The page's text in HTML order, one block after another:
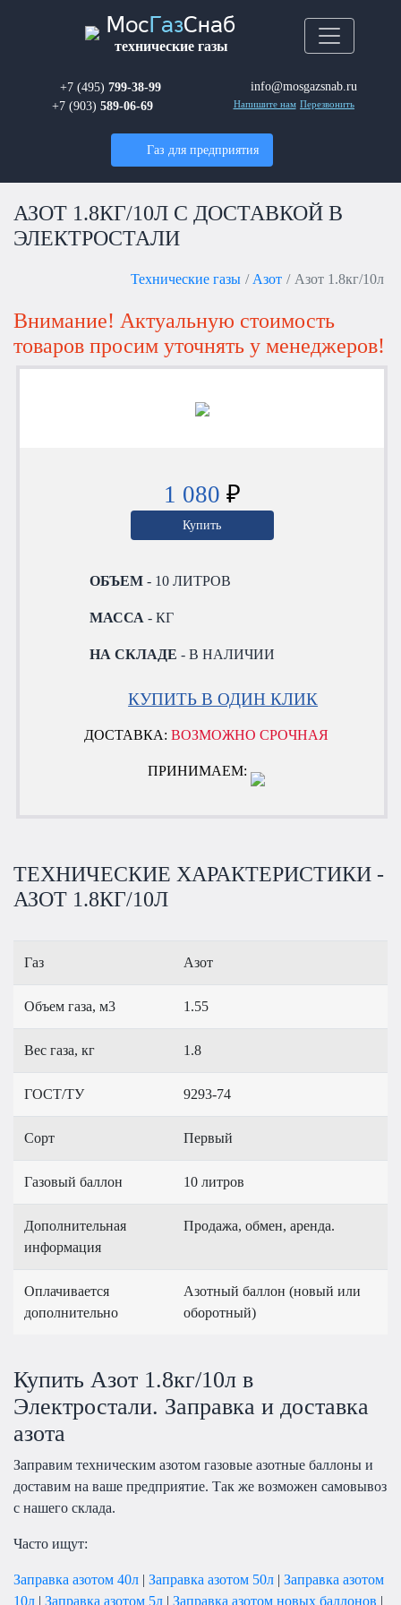
Мос ГазСнаб
технические газы
+7 (495) 799-38-99
+7 (903) 589-06-69
info@mosgazsnab.ru
Напишите нам Перезвонить
Газ для предприятия
АЗОТ 1.8КГ/10Л С ДОСТАВКОЙ В
ЭЛЕКТРОСТАЛИ
Технические газы Азот Азот 1.8кг/10л
Внимание! Актуальную стоимость
товаров просим уточнять у менеджеров!
1 080 ₽
Купить
ОБЪЕМ - 10 ЛИТРОВ
МАССА - КГ
НА СКЛАДЕ - В НАЛИЧИИ
КУПИТЬ В ОДИН КЛИК
ДОСТАВКА:ВОЗМОЖНО СРОЧНАЯ
ПРИНИМАЕМ:
ТЕХНИЧЕСКИЕ ХАРАКТЕРИСТИКИ -
АЗОТ 1.8КГ/10Л
Газ Азот
Объем газа, м3 1.55
Вес газа, кг 1.8
ГОСТ/ТУ 9293-74
Сорт Первый
Газовый баллон 10 литров
Дополнительная
информация
Продажа, обмен, аренда.
Оплачивается
дополнительно
Азотный баллон (новый или
оборотный)
Купить Азот 1.8кг/10л в
Электростали. Заправка и доставка
азота
Заправим техническим азотом газовые азотные баллоны и
доставим на ваше предприятие. Так же возможен самовывоз
с нашего склада.
Часто ищут:
Заправка азотом 40л | Заправка азотом 50л | Заправка азотом
10л | Заправка азотом 5л | Заправка азотом новых баллонов |